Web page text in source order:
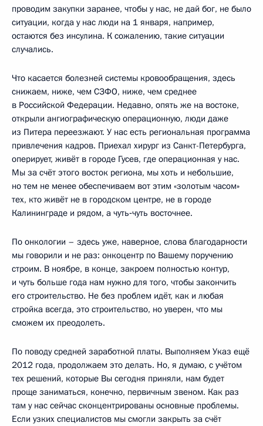
проводим закупки заранее, чтобы у нас, не дай бог, не было
ситуации, когда у нас люди на 1 января, например,
остаются без инсулина. К сожалению, такие ситуации
случались.
Что касается болезней системы кровообращения, здесь
снижаем, ниже, чем СЗФО, ниже, чем среднее
в Российской Федерации. Недавно, опять же на востоке,
открыли ангиографическую операционную, люди даже
из Питера переезжают. У нас есть региональная программа
привлечения кадров. Приехал хирург из Санкт-Петербурга,
оперирует, живёт в городе Гусев, где операционная у нас.
Мы за счёт этого восток региона, мы хоть и небольшие,
но тем не менее обеспечиваем вот этим «золотым часом»
тех, кто живёт не в городском центре, не в городе
Калининграде и рядом, а чуть‑чуть восточнее.
По онкологии – здесь уже, наверное, слова благодарности
мы говорили и не раз: онкоцентр по Вашему поручению
строим. В ноябре, в конце, закроем полностью контур,
и чуть больше года нам нужно для того, чтобы закончить
его строительство. Не без проблем идёт, как и любая
стройка всегда, это строительство, но уверен, что мы
сможем их преодолеть.
По поводу средней заработной платы. Выполняем Указ ещё
2012 года, продолжаем это делать. Но, я думаю, с учётом
тех решений, которые Вы сегодня приняли, нам будет
проще заниматься, конечно, первичным звеном. Как раз
там у нас сейчас сконцентрированы основные проблемы.
Если узких специалистов мы смогли закрыть за счёт